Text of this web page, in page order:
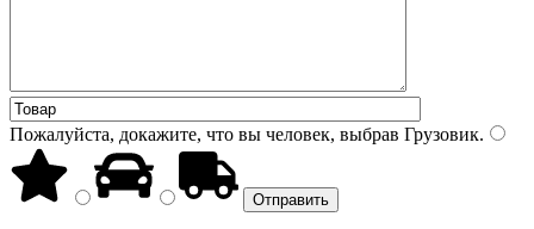
Пожалуйста, докажите, что вы человек, выбрав Грузовик.